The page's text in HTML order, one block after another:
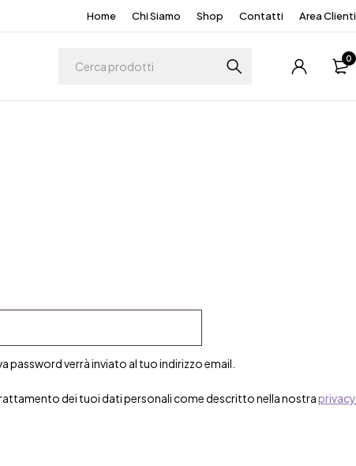
Home Chi Siamo Shop Contatti Area Clienti
0
password verrà inviato al tuo indirizzo email.
dei tuoi dati personali come descritto nella nostra privacy